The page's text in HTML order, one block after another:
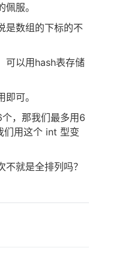
服。
是数组的下标的不
可以用hash表存储
可。
，那我们最多用6
们用这个 int 型变
就是全排列吗？